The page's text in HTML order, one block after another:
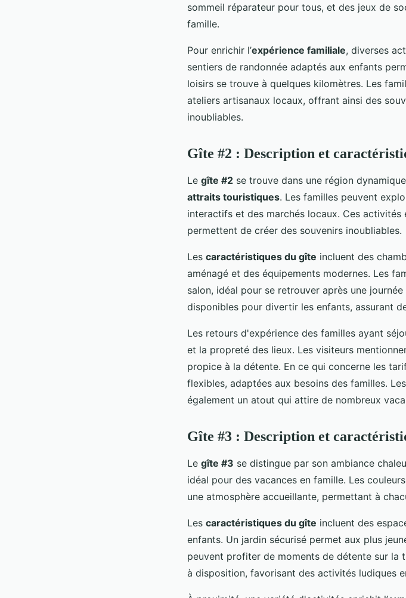
sommeil réparateur pour tous, et des jeux de
famille.
Pour enrichir l’expérience familiale, diverses
sentiers de randonnée adaptés aux enfants
loisirs se trouve à quelques kilomètres. Les
ateliers artisanaux locaux, offrant ainsi des
inoubliables.
Gîte #2 : Description et
Le gîte #2 se trouve dans une région
attraits touristiques. Les familles peuvent
interactifs et des marchés locaux. Ces activités
permettent de créer des souvenirs inoubliables.
Les caractéristiques du gîte incluent des
aménagé et des équipements modernes. Les
salon, idéal pour se retrouver après une
disponibles pour divertir les enfants, assurant
Les retours d'expérience des familles ayant
et la propreté des lieux. Les visiteurs
propice à la détente. En ce qui concerne les
flexibles, adaptées aux besoins des familles.
également un atout qui attire de nombreux
Gîte #3 : Description et
Le gîte #3 se distingue par son ambiance
idéal pour des vacances en famille. Les
une atmosphère accueillante, permettant à
Les caractéristiques du gîte incluent des
enfants. Un jardin sécurisé permet aux plus
peuvent profiter de moments de détente sur la
à disposition, favorisant des activités ludiques